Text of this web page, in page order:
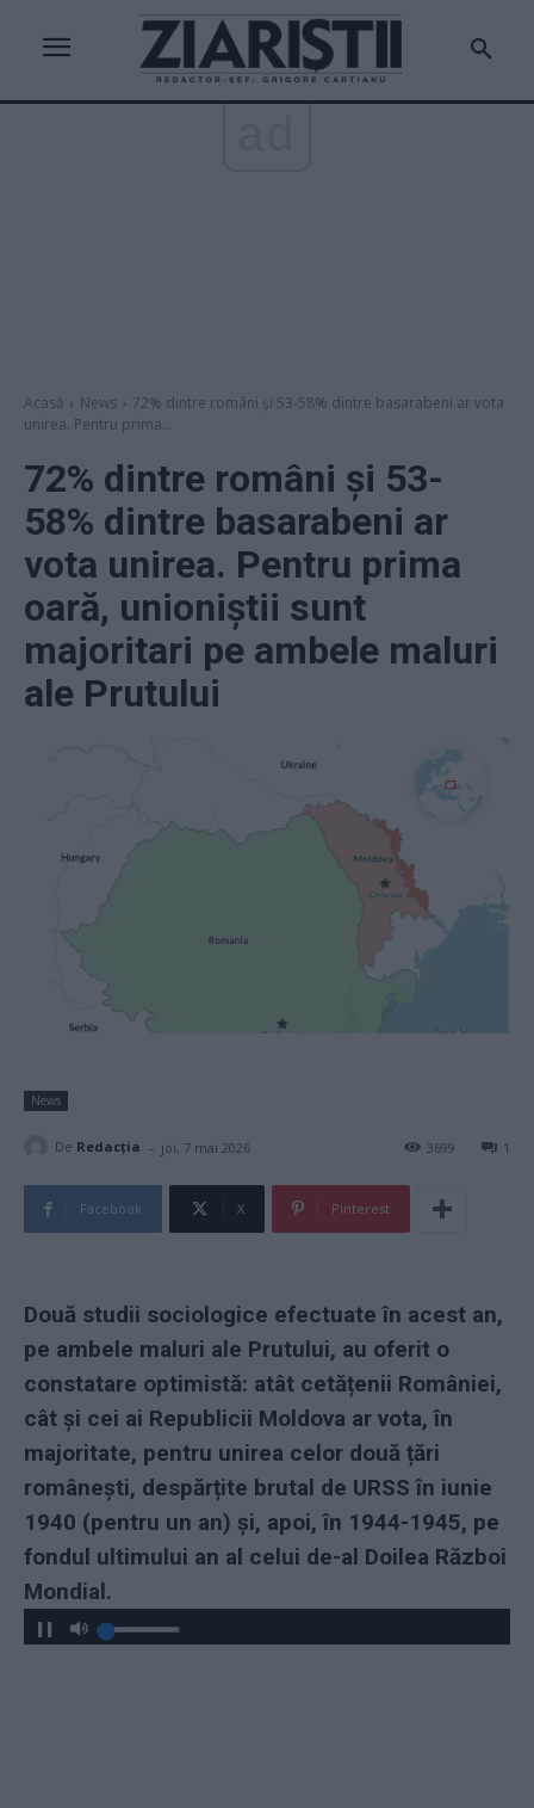
Acasă News
72% dintre români și 53-58% dintre basarabeni ar vota
unirea. Pentru prima...
72% dintre români și 53-
58% dintre basarabeni ar
vota unirea. Pentru prima
oară, unioniștii sunt
majoritari pe ambele maluri
ale Prutului
News
De Redacţia - joi, 7 mai 2026 1
3699
Facebook X Pinterest
Două studii sociologice efectuate în acest an,
pe ambele maluri ale Prutului, au oferit o
constatare optimistă: atât cetățenii României,
cât și cei ai Republicii Moldova ar vota, în
majoritate, pentru unirea celor două țări
românești, despărțite brutal de URSS în iunie
1940 (pentru un an) și, apoi, în 1944-1945, pe
fondul ultimului an al celui de-al Doilea Război
Mondial.